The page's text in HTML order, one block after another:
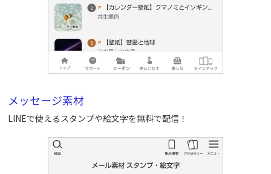
メッセージ素材
LINEで使えるスタンプや絵文字を無料で配信！